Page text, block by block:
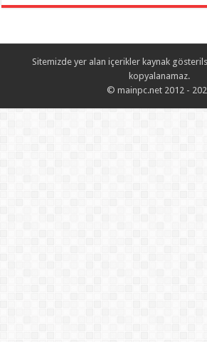
Sitemizde yer alan içerikler kaynak
kopyalanamaz.
© mainpc.net 2012 -